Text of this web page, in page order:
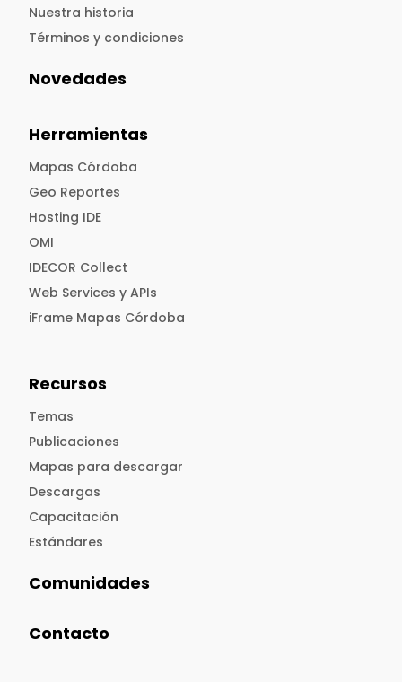
Nuestra historia
Términos y condiciones
Novedades
Herramientas
Mapas Córdoba
Geo Reportes
Hosting IDE
OMI
IDECOR Collect
Web Services y APIs
iFrame Mapas Córdoba
Recursos
Temas
Publicaciones
Mapas para descargar
Descargas
Capacitación
Estándares
Comunidades
Contacto